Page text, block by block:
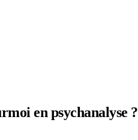
en psychanalyse ?